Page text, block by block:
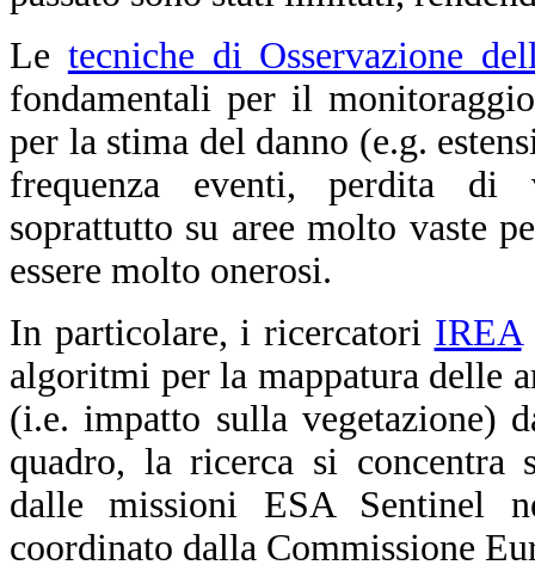
Le tecniche di Osservazione
fondamentali per il
per la stima del danno (e.g.
frequenza eventi, perdita di
soprattutto su aree molto vaste
essere molto onerosi.
In particolare, i ricercatori IREA
algoritmi per la mappatura delle
(i.e. impatto sulla vegetazione)
quadro, la ricerca si concentra
dalle missioni ESA Sentinel
coordinato dalla Commissione